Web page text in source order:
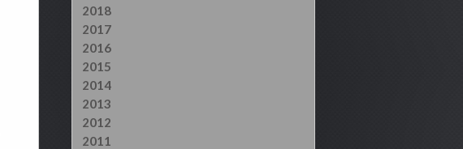
2018
2017
2016
2015
2014
2013
2012
2011